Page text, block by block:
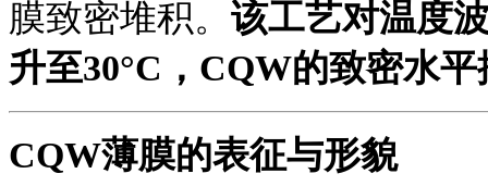
膜致密堆积。 该工艺对温度
升至30°C，CQW的致密水
CQW薄膜的表征与形貌